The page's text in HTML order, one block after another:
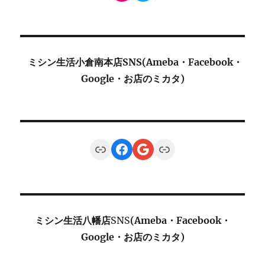
ミシン生活小倉南本店SNS(Ameba・Facebook・
Google・お店のミカタ)
LinkFacebook
Google
Link
ミシン生活八幡店SNS(Ameba・Facebook・
Google・お店のミカタ)